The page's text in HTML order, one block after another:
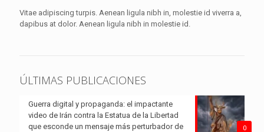
Vitae adipiscing turpis. Aenean ligula nibh in, molestie id viverra a,
dapibus at dolor. Aenean ligula nibh in molestie id.
ÚLTIMAS PUBLICACIONES
0
Guerra digital y propaganda: el impactante
video de Irán contra la Estatua de la Libertad
que esconde un mensaje más perturbador de